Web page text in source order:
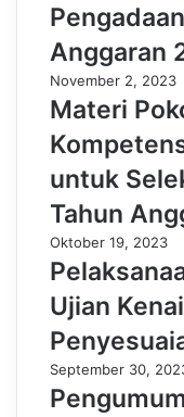
Anggaran
November 2, 2023
Materi
untuk
Tahun
Oktober 19, 2023
Ujian
September 30,